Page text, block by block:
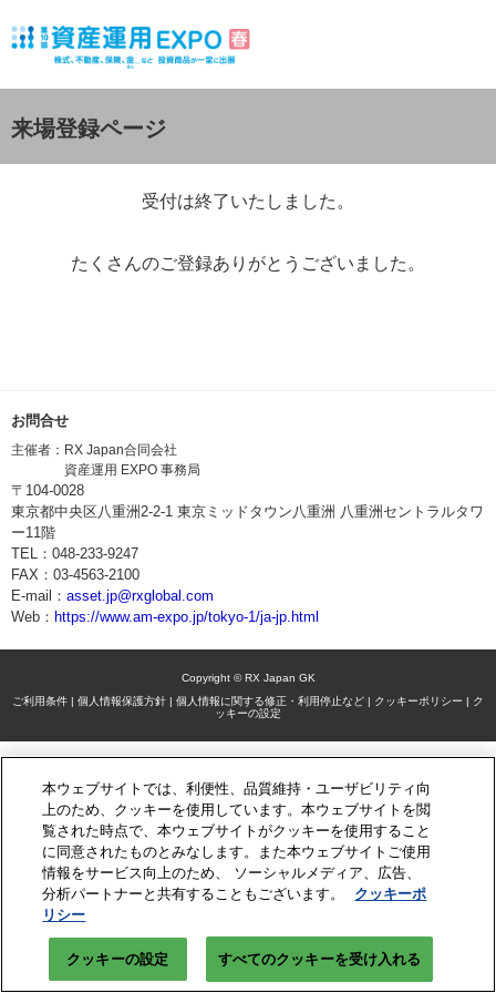
来場登録ページ
受付は終了いたしました。
たくさんのご登録ありがとうございました。
お問合せ
主催者： RX Japan合同会社
資産運用 EXPO 事務局
〒104-0028
東京都中央区八重洲2-2-1 東京ミッドタウン八重洲 八重洲セントラルタワ
ー11階
TEL：048-233-9247
FAX：03-4563-2100
E-mail： asset.jp@rxglobal.com
Web： https://www.am-expo.jp/tokyo-1/ja-jp.html
Copyright © RX Japan GK
ご利用条件 | 個人情報保護方針 | 個人情報に関する修正・利用停止など | クッキーポリシー | ク
ッキーの設定
本ウェブサイトでは、利便性、品質維持・ユーザビリティ向
上のため、クッキーを使用しています。本ウェブサイトを閲
覧された時点で、本ウェブサイトがクッキーを使用すること
に同意されたものとみなします。また本ウェブサイトご使用
情報をサービス向上のため、 ソーシャルメディア、広告、
分析パートナーと共有することもございます。
クッキーポ
リシー
クッキーの設定 すべてのクッキーを受け入れる